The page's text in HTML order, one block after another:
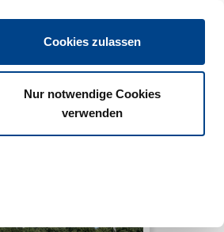
Cookies zulassen
Nur notwendige Cookies
verwenden
Mein DEHOGA